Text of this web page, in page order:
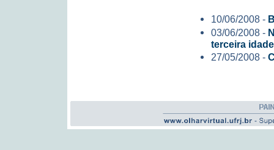
10/06/2008 -
03/06/2008 -
terceira idade
27/05/2008 -